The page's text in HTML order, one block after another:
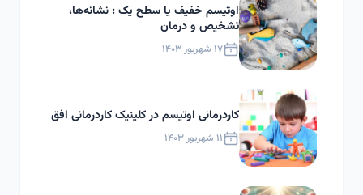
اوتیسم خفیف یا سطح یک : نشانه‌ها،
تشخیص و درمان
۱۷ شهریور ۱۴۰۳
کاردرمانی اوتیسم در کلینیک کاردرمانی افق
۱۱ شهریور ۱۴۰۳